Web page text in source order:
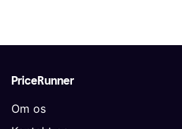
PriceRunner
Om os